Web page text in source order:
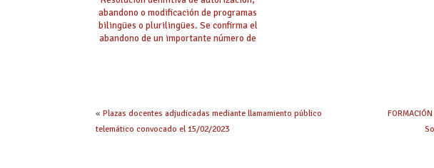
abandono o modificación de programas
bilingües o plurilingües. Se confirma el
abandono de un importante número de
«Plazas docentes adjudicadas mediante llamamiento público
telemático convocado el 15/02/2023